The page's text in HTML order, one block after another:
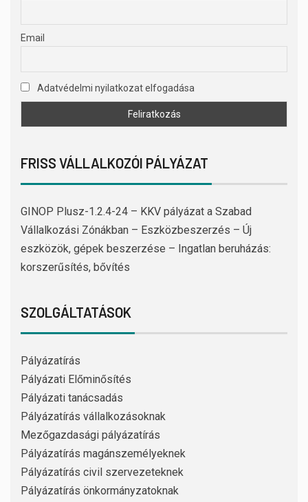
Email
Adatvédelmi nyilatkozat elfogadása
FRISS VÁLLALKOZÓI PÁLYÁZAT
GINOP Plusz-1.2.4-24 – KKV pályázat a Szabad
Vállalkozási Zónákban – Eszközbeszerzés – Új
eszközök, gépek beszerzése – Ingatlan beruházás:
korszerűsítés, bővítés
SZOLGÁLTATÁSOK
Pályázatírás
Pályázati Előminősítés
Pályázati tanácsadás
Pályázatírás vállalkozásoknak
Mezőgazdasági pályázatírás
Pályázatírás magánszemélyeknek
Pályázatírás civil szervezeteknek
Pályázatírás önkormányzatoknak